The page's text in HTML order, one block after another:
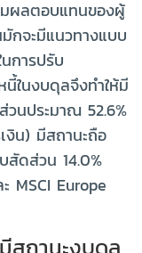
ผลตอบแทนของผู้
จะมีแนวทางแบบ
การปรับ
นี้ในงบดุลจึงทำให้มี
วนประมาณ 52.6%
งิน) มีสถานะถือ
สัดส่วน 14.0%
MSCI Europe